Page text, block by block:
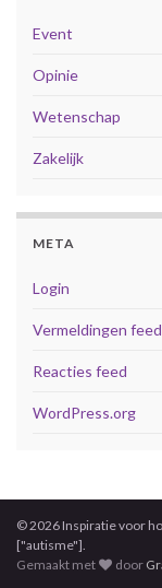
Event
Opinie
Wetenschap
Zakelijk
META
Login
Vermeldingen feed
Reacties feed
WordPress.org
© 2026 Inspiratie voor
["autisme"].
Gemaakt met
door